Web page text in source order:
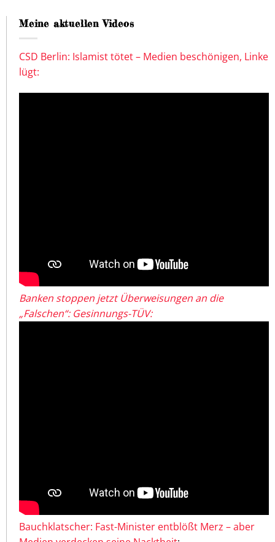
Meine aktuellen Videos
CSD Berlin: Islamist tötet – Medien beschönigen, Linke
lügt:
Banken stoppen jetzt Überweisungen an die
„Falschen“: Gesinnungs-TÜV:
Bauchklatscher: Fast-Minister entblößt Merz – aber